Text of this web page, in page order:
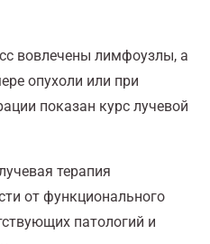
вовлечены лимфоузлы, а
опухоли или при
показан курс лучевой
терапия
от функционального
патологий и